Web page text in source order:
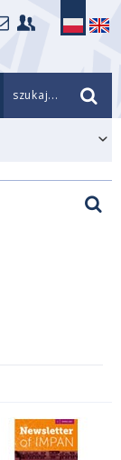
szukaj...